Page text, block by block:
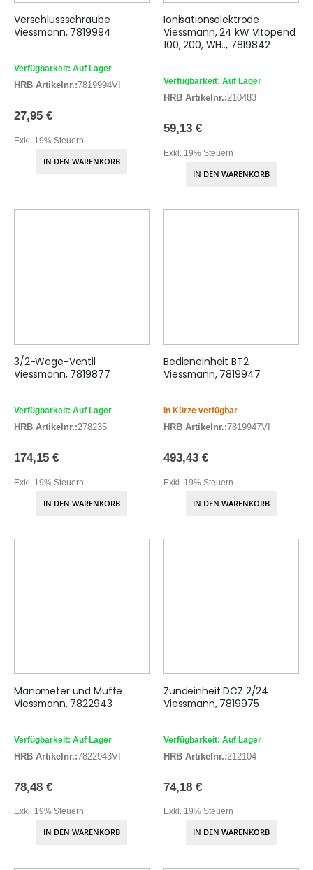
Verschlussschraube
Viessmann, 7819994
Verfügbarkeit: Auf Lager
HRB Artikelnr.:7819994VI
27,95 €
Exkl. 19% Steuern
IN DEN WARENKORB
Ionisationselektrode
Viessmann, 24 kW Vitopend
100, 200, WH.., 7819842
Verfügbarkeit: Auf Lager
HRB Artikelnr.:210483
59,13 €
Exkl. 19% Steuern
IN DEN WARENKORB
3/2-Wege-Ventil
Viessmann, 7819877
Verfügbarkeit: Auf Lager
HRB Artikelnr.:278235
174,15 €
Exkl. 19% Steuern
IN DEN WARENKORB
Bedieneinheit BT2
Viessmann, 7819947
In Kürze verfügbar
HRB Artikelnr.:7819947VI
493,43 €
Exkl. 19% Steuern
IN DEN WARENKORB
Manometer und Muffe
Viessmann, 7822943
Verfügbarkeit: Auf Lager
HRB Artikelnr.:7822943VI
78,48 €
Exkl. 19% Steuern
IN DEN WARENKORB
Zündeinheit DCZ 2/24
Viessmann, 7819975
Verfügbarkeit: Auf Lager
HRB Artikelnr.:212104
74,18 €
Exkl. 19% Steuern
IN DEN WARENKORB